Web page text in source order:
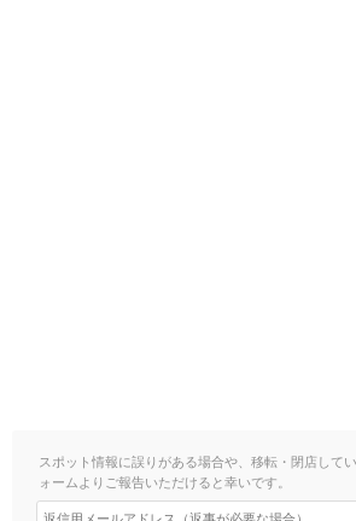
スポット情報に誤りがある場合や、移転・閉店して
ォームよりご報告いただけると幸いです。